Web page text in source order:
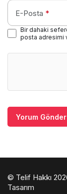
E-Posta *
Bir dahaki
posta adresimi
Yorum Gönder
© Telif Hakkı
Tasarım